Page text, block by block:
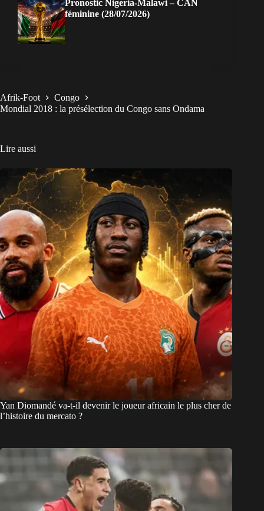
Pronostic Nigeria-Malawi – CAN
féminine (28/07/2026)
Afrik-Foot
Congo
Mondial 2018 : la présélection du Congo sans Ondama
Lire aussi
Yan Diomandé va-t-il devenir le joueur africain le plus cher de
l’histoire du mercato ?